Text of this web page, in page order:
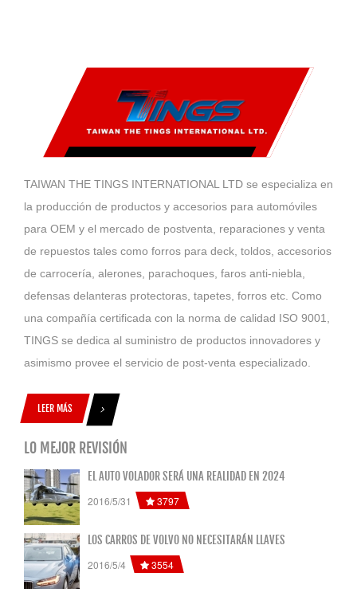
TAIWAN THE TINGS INTERNATIONAL LTD se especializa en
la producción de productos y accesorios para automóviles
para OEM y el mercado de postventa, reparaciones y venta
de repuestos tales como forros para deck, toldos, accesorios
de carrocería, alerones, parachoques, faros anti-niebla,
defensas delanteras protectoras, tapetes, forros etc. Como
una compañía certificada con la norma de calidad ISO 9001,
TINGS se dedica al suministro de productos innovadores y
asimismo provee el servicio de post-venta especializado.
LEER MÁS
LO MEJOR REVISIÓN
EL AUTO VOLADOR SERÁ UNA REALIDAD EN 2024
2016/5/31
3797
LOS CARROS DE VOLVO NO NECESITARÁN LLAVES
2016/5/4
3554